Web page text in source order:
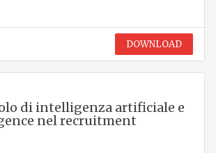
DOWNLOAD
di intelligenza artificiale e
nel recruitment